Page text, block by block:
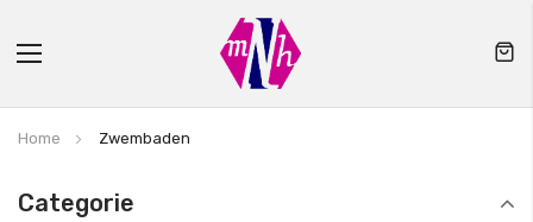
Toggle
Home Zwembaden
Categorie